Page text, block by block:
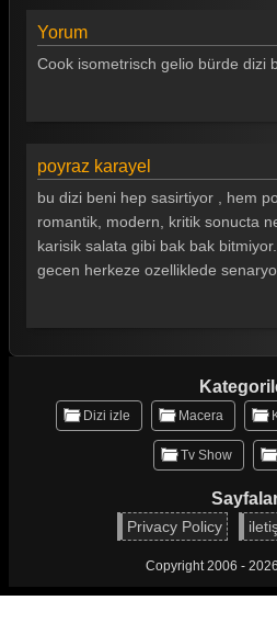
Yorum
Cook isometrisch gelio bürde dizi
poyraz karayel
bu dizi beni hep sasirtiyor , hem
romantik, modern, kritik sonucta
karisik salata gibi bak bak
gecen herkeze ozelliklede
Dizi izle Macera
Tv Show
Privacy Policy
Copyright 2006 -